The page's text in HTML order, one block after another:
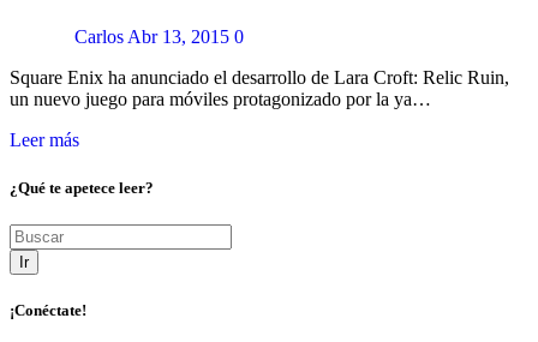
CarlosAbr 13, 2015 0
Square Enix ha anunciado el desarrollo de Lara Croft: Relic Ruin,
un nuevo juego para móviles protagonizado por la ya…
Leer más
¿Qué te apetece leer?
Ir
¡Conéctate!